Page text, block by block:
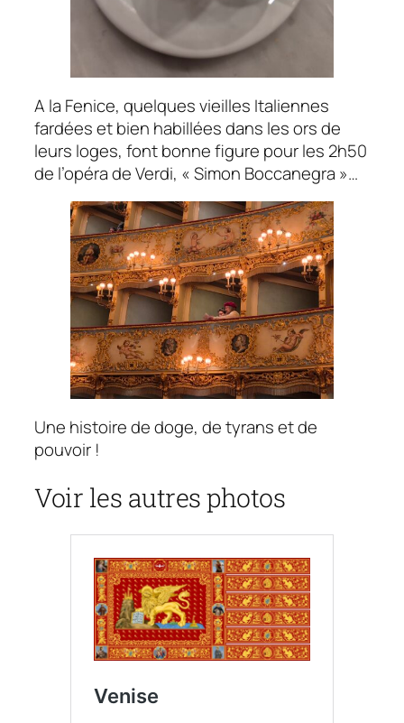
A la Fenice, quelques vieilles Italiennes
fardées et bien habillées dans les ors de
leurs loges, font bonne figure pour les 2h50
de l’opéra de Verdi, « Simon Boccanegra »…
Une histoire de doge, de tyrans et de
pouvoir !
Voir les autres photos